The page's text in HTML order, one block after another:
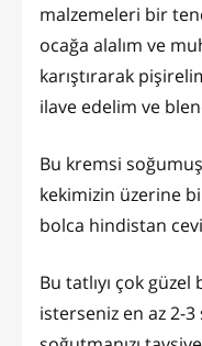
malzemeleri bir
ocağa alalım ve
karıştırarak
ilave edelim ve
Bu kremsi
kekimizin üzerine
bolca hindistan
Bu tatlıyı çok
isterseniz en az 2-